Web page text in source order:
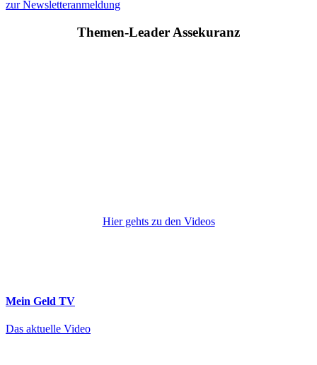
zur Newsletteranmeldung
Themen-Leader Assekuranz
Hier gehts zu den Videos
Mein Geld TV
Das aktuelle Video